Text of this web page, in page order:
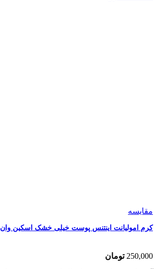
مقایسه
کرم امولیانت اینتنس پوست خیلی خشک اسکین وان
250,000 تومان